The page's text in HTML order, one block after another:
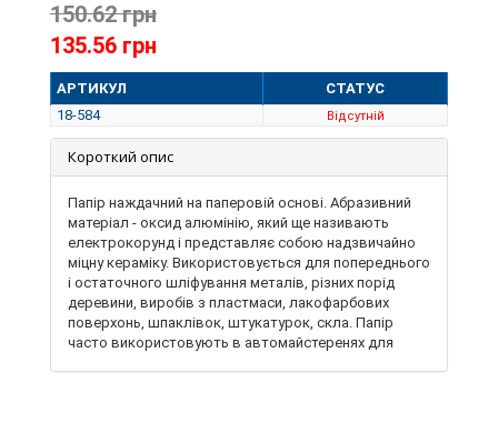
150.62 грн
135.56 грн
АРТИКУЛ
СТАТУС
18-584
Відсутній
Короткий опис
Папір наждачний на паперовій основі. Абразивний
матеріал - оксид алюмінію, який ще називають
електрокорунд і представляє собою надзвичайно
міцну кераміку. Використовується для попереднього
і остаточного шліфування металів, різних порід
деревини, виробів з пластмаси, лакофарбових
поверхонь, шпаклівок, штукатурок, скла. Папір
часто використовують в автомайстеренях для